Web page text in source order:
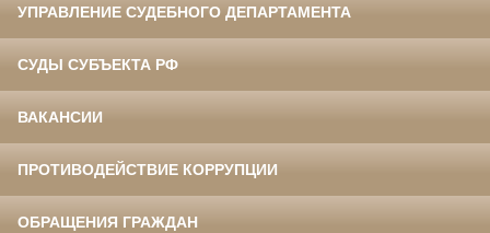
УПРАВЛЕНИЕ СУДЕБНОГО ДЕПАРТАМЕНТА
СУДЫ СУБЪЕКТА РФ
ВАКАНСИИ
ПРОТИВОДЕЙСТВИЕ КОРРУПЦИИ
ОБРАЩЕНИЯ ГРАЖДАН